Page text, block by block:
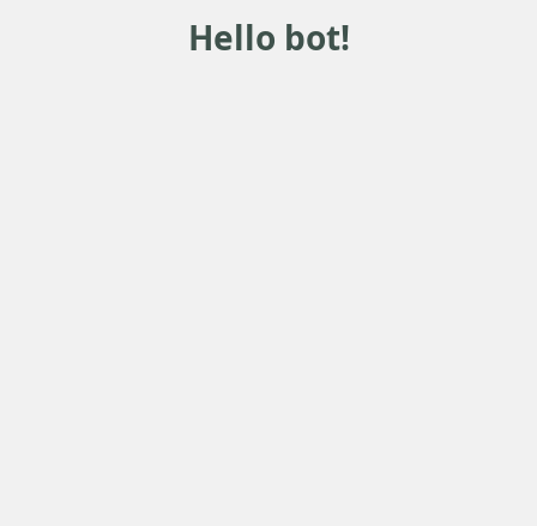
Hello bot!